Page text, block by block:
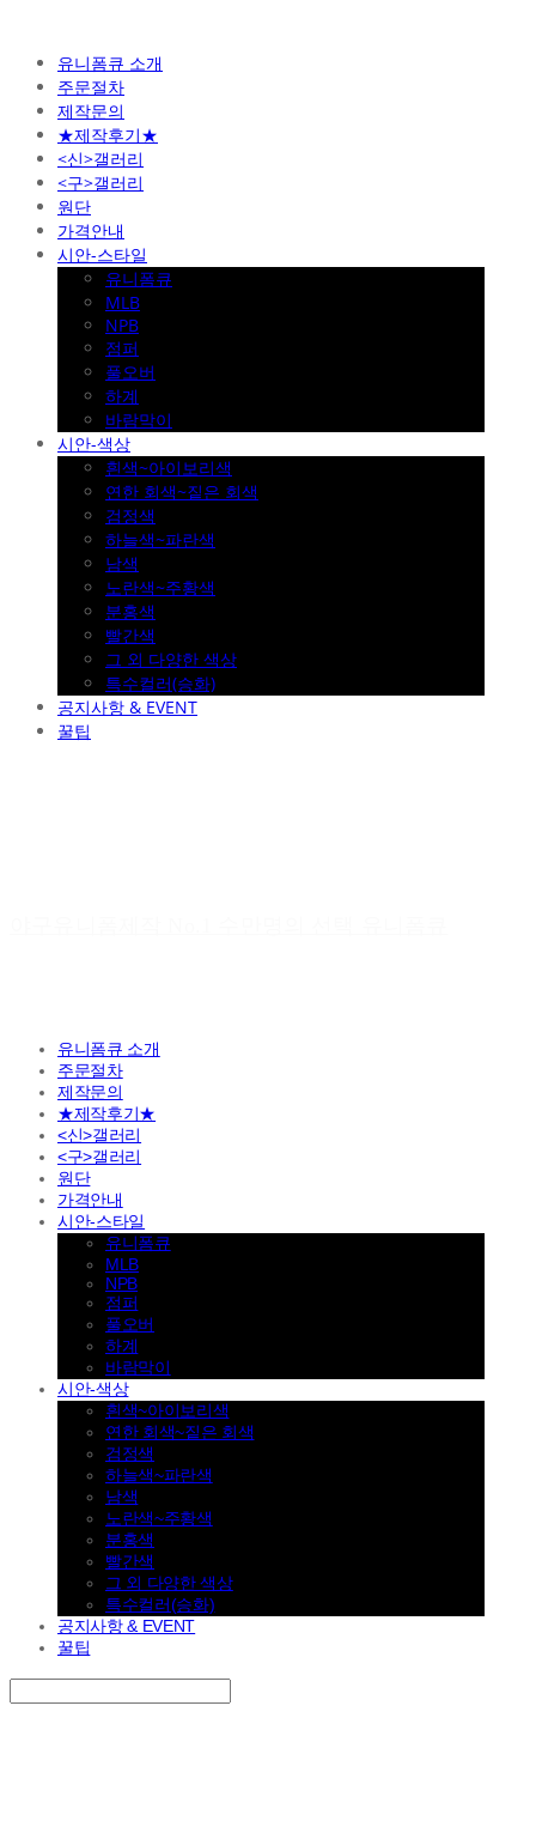
유니폼큐 소개
주문절차
제작문의
★제작후기★
<신>갤러리
<구>갤러리
원단
가격안내
시안-스타일
유니폼큐
MLB
NPB
점퍼
풀오버
하계
바람막이
시안-색상
흰색~아이보리색
연한 회색~짙은 회색
검정색
하늘색~파란색
남색
노란색~주황색
분홍색
빨간색
그 외 다양한 색상
특수컬러(승화)
공지사항 & EVENT
꿀팁
유니폼큐 소개
주문절차
제작문의
★제작후기★
<신>갤러리
<구>갤러리
원단
가격안내
시안-스타일
유니폼큐
MLB
NPB
점퍼
풀오버
하계
바람막이
시안-색상
흰색~아이보리색
연한 회색~짙은 회색
검정색
하늘색~파란색
남색
노란색~주황색
분홍색
빨간색
그 외 다양한 색상
특수컬러(승화)
공지사항 & EVENT
꿀팁